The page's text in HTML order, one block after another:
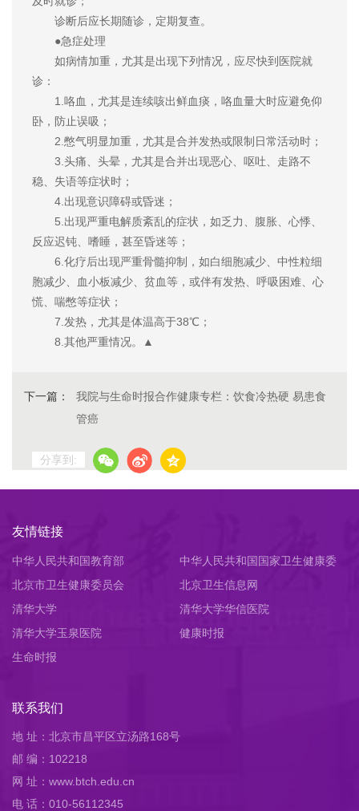
诊断后应长期随诊，定期复查。
●急症处理
如病情加重，尤其是出现下列情况，应尽快到医院就
诊：
1.咯血，尤其是连续咳出鲜血痰，咯血量大时应避免仰
卧，防止误吸；
2.憋气明显加重，尤其是合并发热或限制日常活动时；
3.头痛、头晕，尤其是合并出现恶心、呕吐、走路不
稳、失语等症状时；
4.出现意识障碍或昏迷；
5.出现严重电解质紊乱的症状，如乏力、腹胀、心悸、
反应迟钝、嗜睡，甚至昏迷等；
6.化疗后出现严重骨髓抑制，如白细胞减少、中性粒细
胞减少、血小板减少、贫血等，或伴有发热、呼吸困难、心
慌、喘憋等症状；
7.发热，尤其是体温高于38℃；
8.其他严重情况。▲
下一篇：
我院与生命时报合作健康专栏：饮食冷热硬 易患食
管癌
分享到:
友情链接
中华人民共和国教育部
中华人民共和国国家卫生健康委
员会
北京市卫生健康委员会
北京卫生信息网
清华大学
清华大学华信医院
清华大学玉泉医院
健康时报
生命时报
联系我们
地 址：北京市昌平区立汤路168号
邮 编：102218
网 址：www.btch.edu.cn
电 话：010-56112345